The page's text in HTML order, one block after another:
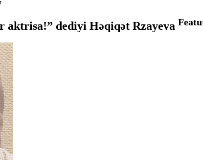
aktrisa!” dediyi Həqiqət Rzayeva